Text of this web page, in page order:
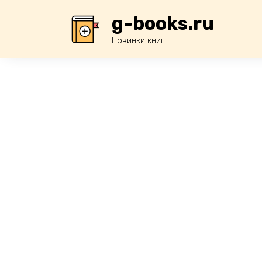
g-books.ru
Новинки книг